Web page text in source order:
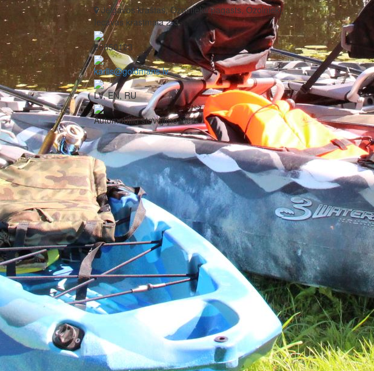
Jelgavos kraštas, Ozolnieku pagasts, Ozolnieki,
Iecavas krastmala 2-3
26650123
karlis@goldmans.lv
LV, EN, RU
Automobilių stovėjimo vieta